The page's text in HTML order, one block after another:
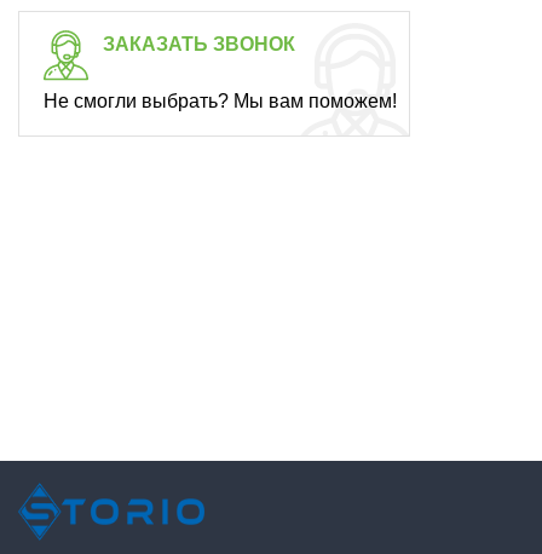
ЗАКАЗАТЬ ЗВОНОК
Не смогли выбрать? Мы вам поможем!